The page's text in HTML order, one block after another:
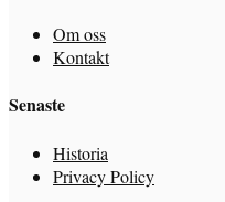
Om oss
Kontakt
Senaste
Historia
Privacy Policy